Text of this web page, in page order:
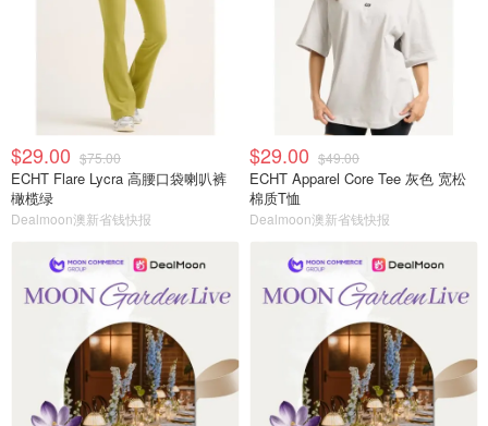
$29.00 $75.00
ECHT Flare Lycra 高腰口袋喇叭裤
橄榄绿
Dealmoon澳新省钱快报
$29.00 $49.00
ECHT Apparel Core Tee 灰色 宽松
棉质T恤
Dealmoon澳新省钱快报